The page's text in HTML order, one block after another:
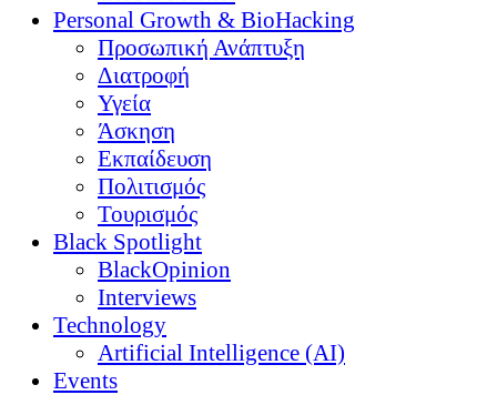
Personal Growth & BioHacking
Προσωπική Ανάπτυξη
Διατροφή
Υγεία
Άσκηση
Εκπαίδευση
Πολιτισμός
Τουρισμός
Black Spotlight
BlackOpinion
Interviews
Technology
Artificial Intelligence (AI)
Events